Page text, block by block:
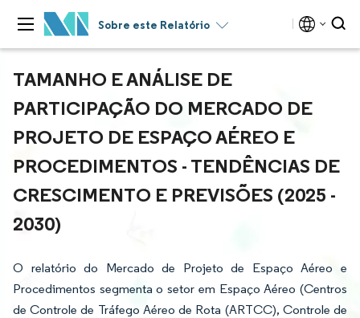
Sobre este Relatório
TAMANHO E ANÁLISE DE
PARTICIPAÇÃO DO MERCADO DE
PROJETO DE ESPAÇO AÉREO E
PROCEDIMENTOS - TENDÊNCIAS DE
CRESCIMENTO E PREVISÕES (2025 -
2030)
O relatório do Mercado de Projeto de Espaço Aéreo e
Procedimentos segmenta o setor em Espaço Aéreo (Centros
de Controle de Tráfego Aéreo de Rota (ARTCC), Controle de